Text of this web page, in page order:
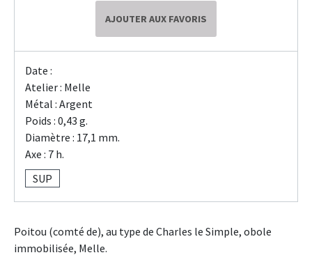
AJOUTER AUX FAVORIS
Date :
Atelier : Melle
Métal : Argent
Poids : 0,43 g.
Diamètre : 17,1 mm.
Axe : 7 h.
SUP
Poitou (comté de), au type de Charles le Simple, obole
immobilisée, Melle.